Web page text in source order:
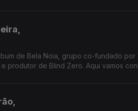
de Bela Noia, grupo co-fundado
produtor de Blind Zero. Aqui vamos